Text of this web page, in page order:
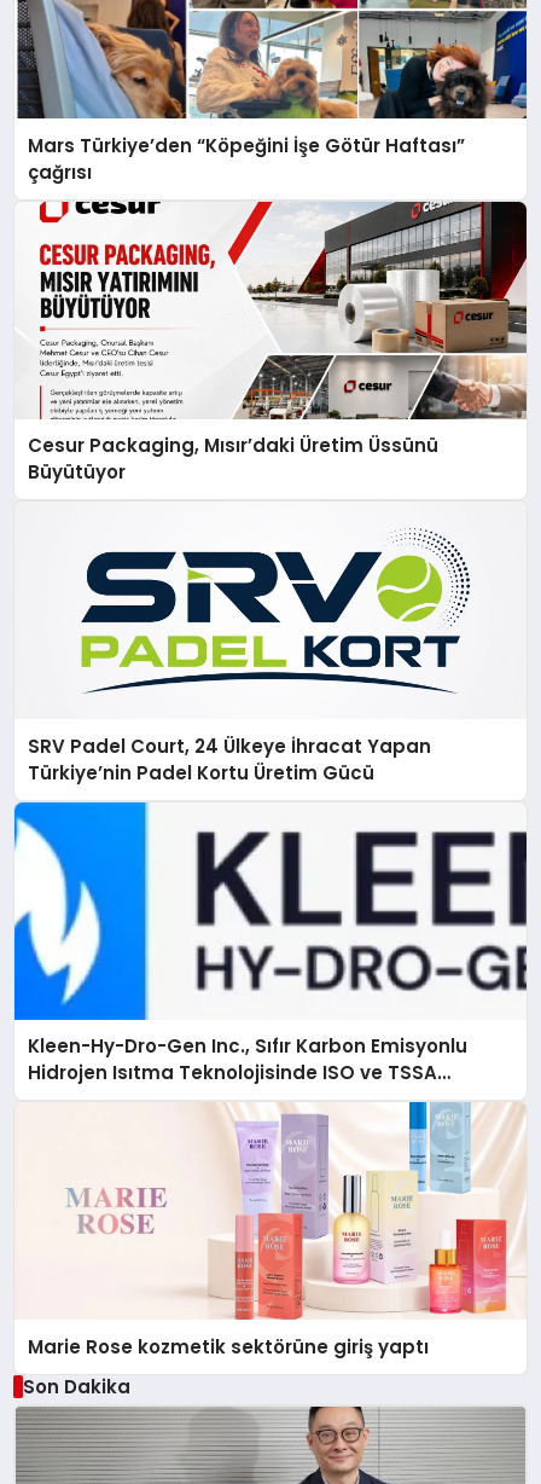
Mars Türkiye’den “Köpeğini İşe Götür Haftası”
çağrısı
Cesur Packaging, Mısır’daki Üretim Üssünü
Büyütüyor
SRV Padel Court, 24 Ülkeye İhracat Yapan
Türkiye’nin Padel Kortu Üretim Gücü
Kleen-Hy-Dro-Gen Inc., Sıfır Karbon Emisyonlu
Hidrojen Isıtma Teknolojisinde ISO ve TSSA
Düzenleyici Onaylarını Aldı
Marie Rose kozmetik sektörüne giriş yaptı
Son Dakika